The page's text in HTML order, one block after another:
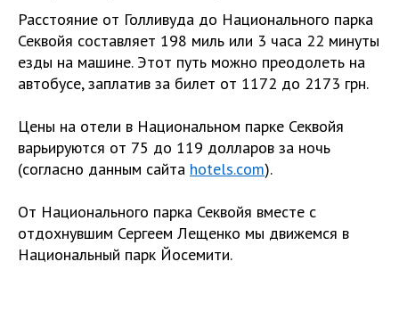
Расстояние от Голливуда до Национального парка
Секвойя составляет 198 миль или 3 часа 22 минуты
езды на машине. Этот путь можно преодолеть на
автобусе, заплатив за билет от 1172 до 2173 грн.
Цены на отели в Национальном парке Секвойя
варьируются от 75 до 119 долларов за ночь
(согласно данным сайта hotels.com).
От Национального парка Секвойя вместе с
отдохнувшим Сергеем Лещенко мы движемся в
Национальный парк Йосемити.